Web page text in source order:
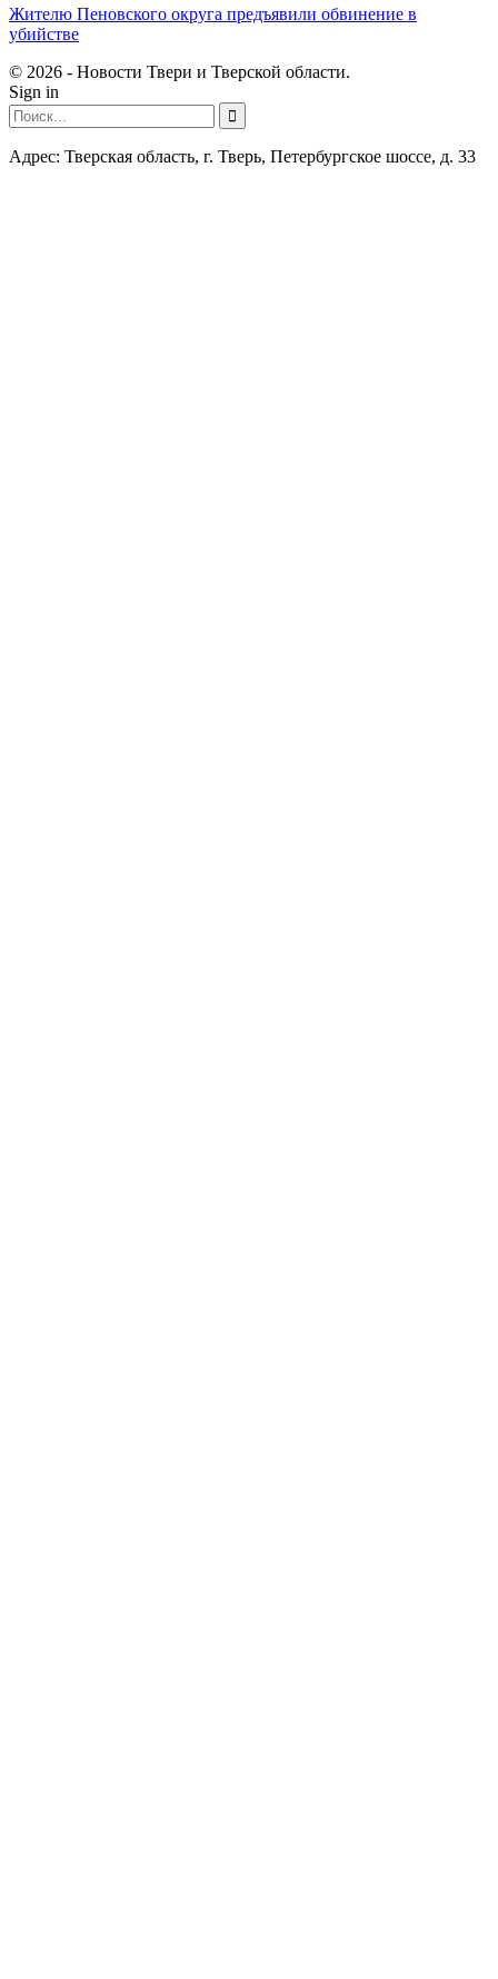
Жителю Пеновского округа предъявили обвинение в
убийстве
© 2026 - Новости Твери и Тверской области.
Sign in
Адрес: Тверская область, г. Тверь, Петербургское шоссе, д. 33